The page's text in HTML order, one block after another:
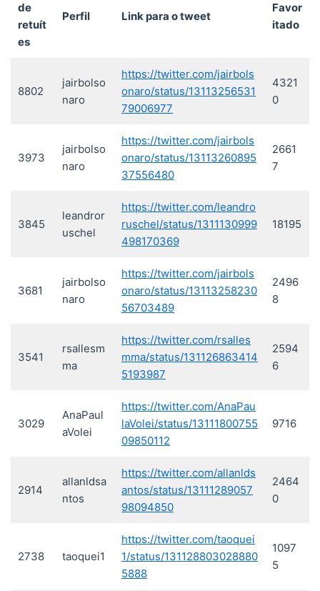
de
retuít
es
Perfil Link para o tweet
Favor
itado
8802
jairbolso
naro
https://twitter.com/jairbols
onaro/status/13113256531
79006977
4321
0
3973
jairbolso
naro
https://twitter.com/jairbols
onaro/status/13113260895
37556480
2661
7
3845
leandror
uschel
https://twitter.com/leandro
ruschel/status/1311130999
498170369
18195
3681
jairbolso
naro
https://twitter.com/jairbols
onaro/status/13113258230
56703489
2496
8
3541
rsallesm
ma
https://twitter.com/rsalles
mma/status/131126863414
5193987
2594
6
3029
AnaPaul
aVolei
https://twitter.com/AnaPau
laVolei/status/13111800755
09850112
9716
2914
allanldsa
ntos
https://twitter.com/allanlds
antos/status/13111289057
98094850
2464
0
2738 taoquei1
https://twitter.com/taoquei
1/status/131128803028880
5888
1097
5